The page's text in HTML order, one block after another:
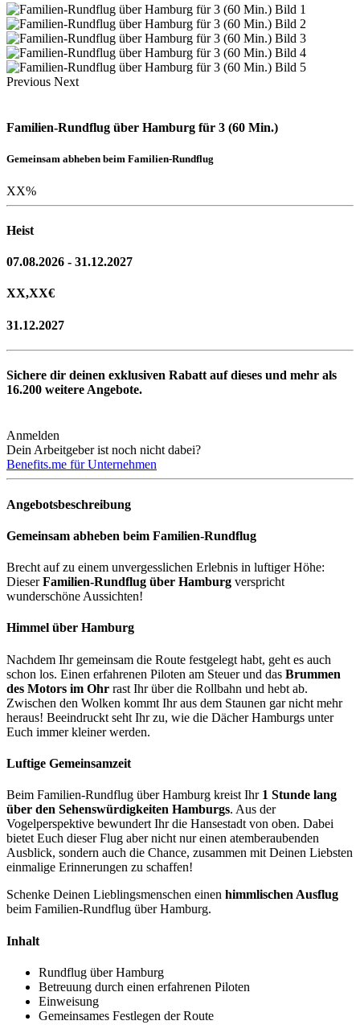
Previous Next
Familien-Rundflug über Hamburg für 3 (60 Min.)
Gemeinsam abheben beim Familien-Rundflug
XX%
Heist
07.08.2026 - 31.12.2027
XX,XX€
31.12.2027
Sichere dir deinen exklusiven Rabatt auf dieses und mehr als
16.200 weitere Angebote.
Anmelden
Dein Arbeitgeber ist noch nicht dabei?
Benefits.me für Unternehmen
Angebotsbeschreibung
Gemeinsam abheben beim Familien-Rundflug
Brecht auf zu einem unvergesslichen Erlebnis in luftiger Höhe:
DieserFamilien-Rundflug über Hamburg verspricht
wunderschöne Aussichten!
Himmel über Hamburg
Nachdem Ihr gemeinsam die Route festgelegt habt, geht es auch
schon los. Einen erfahrenen Piloten am Steuer und das Brummen
des Motors im Ohr rast Ihr über die Rollbahn und hebt ab.
Zwischen den Wolken kommt Ihr aus dem Staunen gar nicht mehr
heraus! Beeindruckt seht Ihr zu, wie die Dächer Hamburgs unter
Euch immer kleiner werden.
Luftige Gemeinsamzeit
Beim Familien-Rundflug über Hamburg kreist Ihr 1 Stunde lang
über den Sehenswürdigkeiten Hamburgs. Aus der
Vogelperspektive bewundert Ihr die Hansestadt von oben. Dabei
bietet Euch dieser Flug aber nicht nur einen atemberaubenden
Ausblick, sondern auch die Chance, zusammen mit Deinen Liebsten
einmalige Erinnerungen zu schaffen!
Schenke Deinen Lieblingsmenschen einen himmlischen Ausflug
beim Familien-Rundflug über Hamburg.
Inhalt
Rundflug über Hamburg
Betreuung durch einen erfahrenen Piloten
Einweisung
Gemeinsames Festlegen der Route